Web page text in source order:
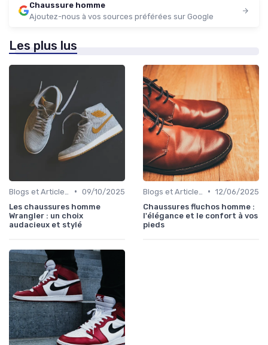
Chaussure homme
Ajoutez-nous à vos sources préférées sur Google
Les plus lus
• 09/10/2025
Les chaussures homme
Wrangler : un choix
audacieux et stylé
• 12/06/2025
Chaussures fluchos homme :
l'élégance et le confort à vos
pieds